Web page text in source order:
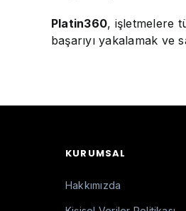
Platin360, işletmelere
başarıyı yakalamak ve
KURUMSAL
Hakkımızda